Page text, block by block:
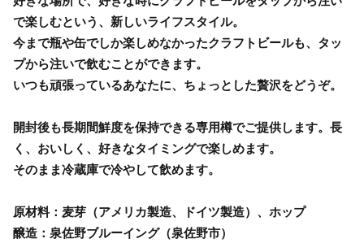
で楽しむという、新しいライフスタイル。
今まで瓶や缶でしか楽しめなかったクラフトビールも、タッ
プから注いで飲むことができます。
いつも頑張っているあなたに、ちょっとした贅沢をどうぞ。
開封後も長期間鮮度を保持できる専用樽でご提供します。長
く、おいしく、好きなタイミングで楽しめます。
そのまま冷蔵庫で冷やして飲めます。
原材料：麦芽（アメリカ製造、ドイツ製造）、ホップ
醸造：泉佐野ブルーイング（泉佐野市）